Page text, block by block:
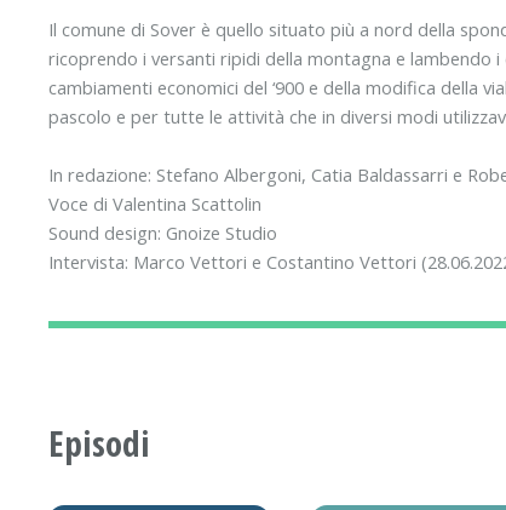
Il comune di Sover è quello situato più a nord della
ricoprendo i versanti ripidi della montagna e lambendo
cambiamenti economici del ‘900 e della modifica della
pascolo e per tutte le attività che in diversi modi
In redazione: Stefano Albergoni, Catia Baldassarri e
Voce di Valentina Scattolin
Sound design: Gnoize Studio
Intervista: Marco Vettori e Costantino Vettori
Episodi